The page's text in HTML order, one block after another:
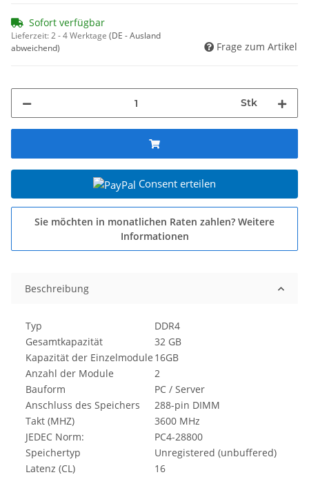
Sofort verfügbar
Lieferzeit:2 - 4 Werktage (DE - Ausland
abweichend)
Frage zum Artikel
Stk
Consent erteilen
Sie möchten in monatlichen Raten zahlen? Weitere
Informationen
Beschreibung
Typ
DDR4
Gesamtkapazität
32 GB
Kapazität der Einzelmodule 16GB
Anzahl der Module
2
Bauform
PC / Server
Anschluss des Speichers
288-pin DIMM
Takt (MHZ)
3600 MHz
JEDEC Norm:
PC4-28800
Speichertyp
Unregistered (unbuffered)
Latenz (CL)
16